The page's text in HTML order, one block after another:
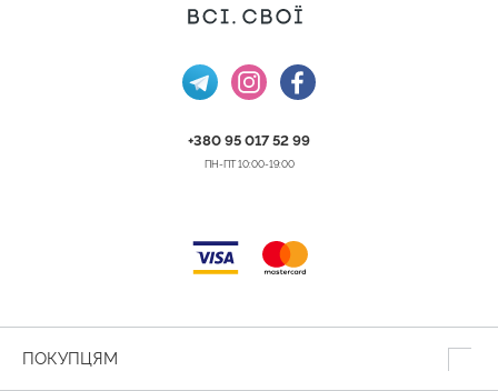
+380 95 017 52 99
ПН-ПТ 10:00-19:00
ПОКУПЦЯМ